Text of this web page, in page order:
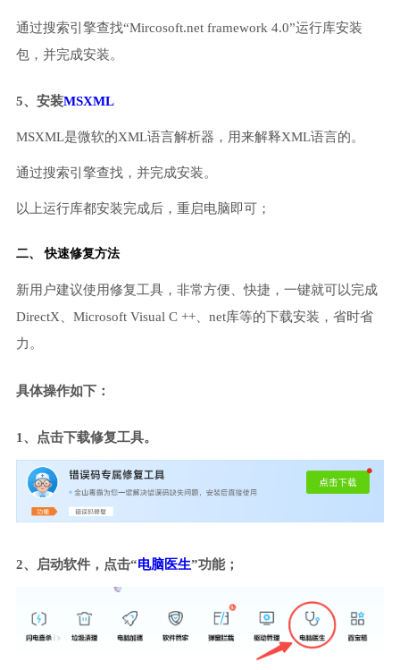
通过搜索引擎查找“Mircosoft.net framework 4.0”运行库安装
包，并完成安装。
5、安装MSXML
MSXML是微软的XML语言解析器，用来解释XML语言的。
通过搜索引擎查找，并完成安装。
以上运行库都安装完成后，重启电脑即可；
二、 快速修复方法
新用户建议使用修复工具，非常方便、快捷，一键就可以完成
DirectX、Microsoft Visual C ++、net库等的下载安装，省时省
力。
具体操作如下：
1、点击下载修复工具。
2、启动软件，点击“电脑医生”功能；